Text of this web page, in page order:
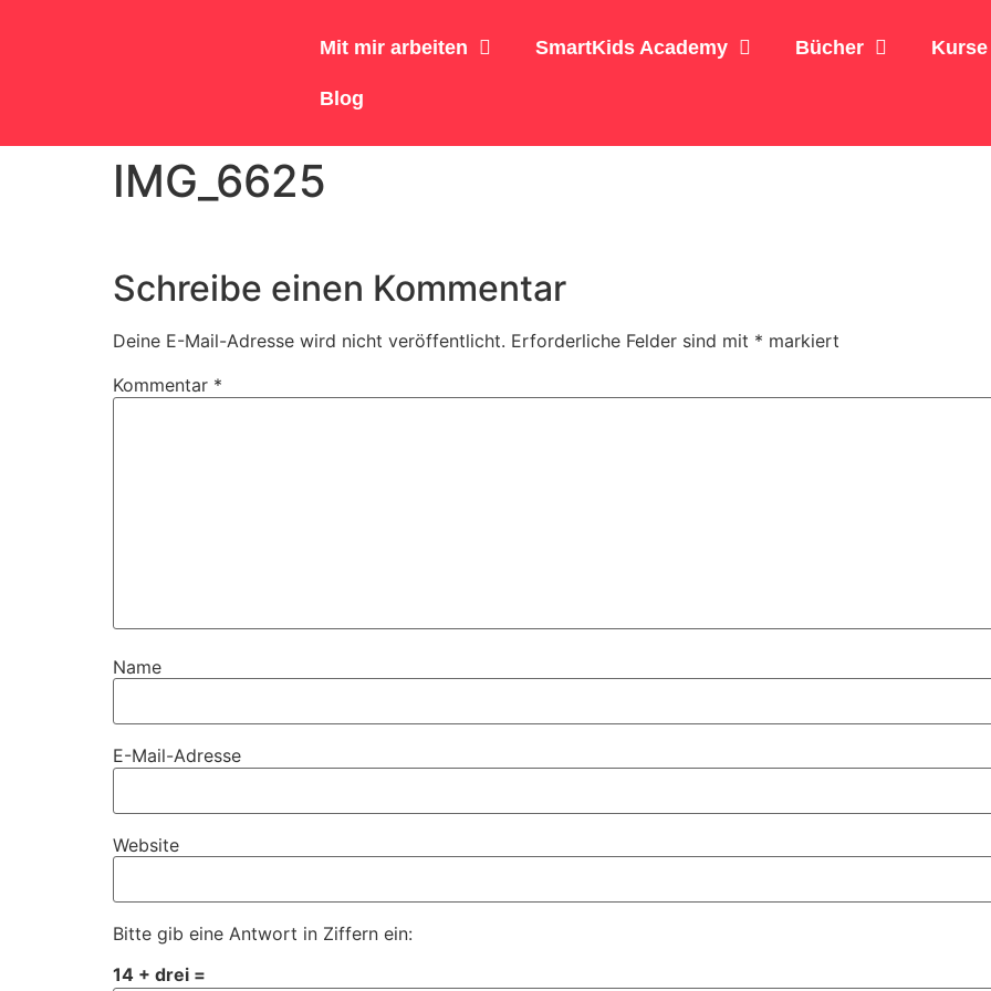
Mit mir arbeiten SmartKids Academy Bücher Kurse
Blog
IMG_6625
Schreibe einen Kommentar
Deine E-Mail-Adresse wird nicht veröffentlicht. Erforderliche Felder sind mit * markiert
Kommentar *
Name
E-Mail-Adresse
Website
Bitte gib eine Antwort in Ziffern ein:
14 + drei =